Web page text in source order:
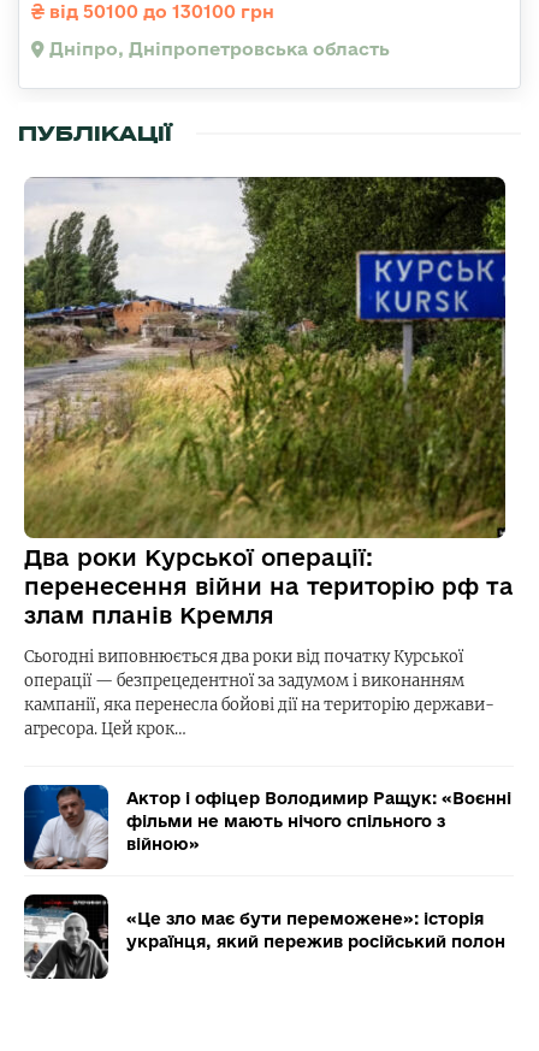
від 50100 до 130100 грн
Дніпро, Дніпропетровська область
ПУБЛІКАЦІЇ
Два роки Курської операції:
перенесення війни на територію рф та
злам планів Кремля
Сьогодні виповнюється два роки від початку Курської
операції — безпрецедентної за задумом і виконанням
кампанії, яка перенесла бойові дії на територію держави-
агресора. Цей крок…
Актор і офіцер Володимир Ращук: «Воєнні
фільми не мають нічого спільного з
війною»
«Це зло має бути переможене»: історія
українця, який пережив російський полон